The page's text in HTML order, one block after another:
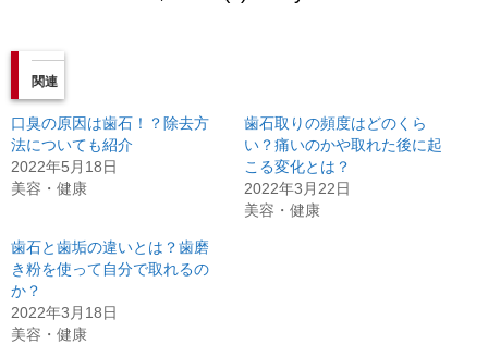
関連
口臭の原因は歯石！？除去方
法についても紹介
2022年5月18日
美容・健康
歯石取りの頻度はどのくら
い？痛いのかや取れた後に起
こる変化とは？
2022年3月22日
美容・健康
歯石と歯垢の違いとは？歯磨
き粉を使って自分で取れるの
か？
2022年3月18日
美容・健康